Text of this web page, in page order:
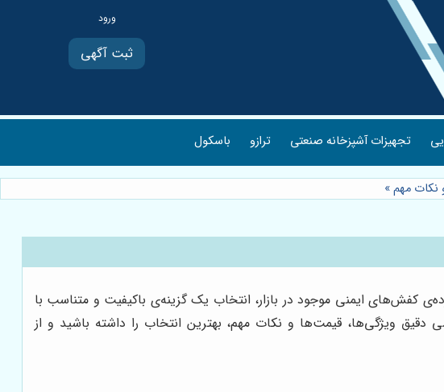
ثبت آگهی
تجهیزات آشپزخانه صنعتی ترازو باسکول
نکات مهم»
کفش‌های ایمنی موجود در بازار، انتخاب یک گزینه‌ی باکیفیت و متناسب با
دقیق ویژگی‌ها، قیمت‌ها و نکات مهم، بهترین انتخاب را داشته باشید و از